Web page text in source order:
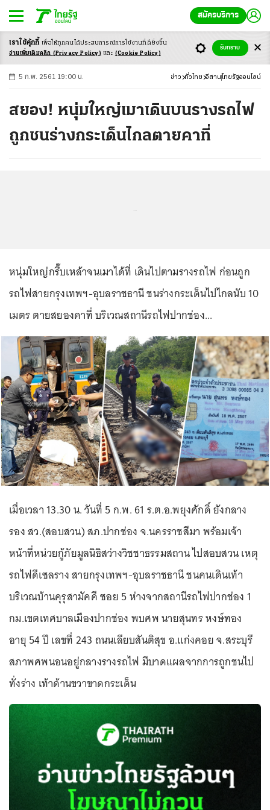
สมัครบริการ
-ก ก ก+
5 ก.พ. 2561 19:00 น. ข่าว ทั่วไทย อีสาน ไทยรัฐออนไลน์
สยอง! หนุ่มใหญ่เมาเดินบนรางรถไฟ
ถูกชนร่างกระเด็นไกลตายคาที่
หนุ่มใหญ่กรึ๊บเหล้าจนเมาได้ที่ เดินไปตามรางรถไฟ ก่อนถูก
รถไฟสายกรุงเทพฯ-อุบลราชธานี ชนร่างกระเด็นไปไกลนับ 10
เมตร ตายสยองคาที่ บริเวณสถานีรถไฟปากช่อง...
เมื่อเวลา 13.30 น. วันที่ 5 ก.พ. 61 ร.ต.อ.พยุงศักดิ์ ยังกลาง
รอง สว.(สอบสวน) สภ.ปากช่อง จ.นครราชสีมา พร้อมเจ้า
หน้าที่หน่วยกู้ภัยมูลนิธิสว่างวิชชาธรรมสถาน ไปสอบสวน เหตุ
รถไฟดีเซลราง สายกรุงเทพฯ-อุบลราชธานี ชนคนเดินเท้า
บริเวณบ้านคุรุสามัคคี ซอย 5 ห่างจากสถานีรถไฟปากช่อง 1
กม.เขตเทศบาลเมืองปากช่อง พบศพ นายสุนทร หงษ์ทอง
อายุ 54 ปี เลขที่ 243 ถนนเลียบสันติสุข อ.แก่งคอย จ.สระบุรี
สภาพศพนอนอยู่กลางรางรถไฟ มีบาดแผลจากการถูกชนไป
ทั่งร่าง เท้าด้านขวาขาดกระเด็น
เราใช้คุ้กกี้ เพื่อให้ทุกคนได้ประสบการณ์การใช้งานที่ดียิ่งขึ้น
อ่านเพิ่มเติมคลิก (Privacy Policy) และ (Cookie Policy)
รับทราบ